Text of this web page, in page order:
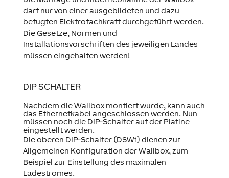
darf nur von einer ausgebildeten und dazu
befugten Elektrofachkraft durchgeführt werden.
Die Gesetze, Normen und
Installationsvorschriften des jeweiligen Landes
müssen eingehalten werden!
DIP SCHALTER
Nachdem die Wallbox montiert wurde, kann auch
das Ethernetkabel angeschlossen werden. Nun
müssen noch die DIP-Schalter auf der Platine
eingestellt werden.
Die oberen DIP-Schalter (DSW1) dienen zur
Allgemeinen Konfiguration der Wallbox, zum
Beispiel zur Einstellung des maximalen
Ladestromes.